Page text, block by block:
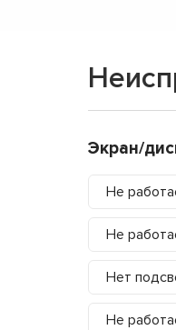
Экран/
Не
Не
Нет
Не